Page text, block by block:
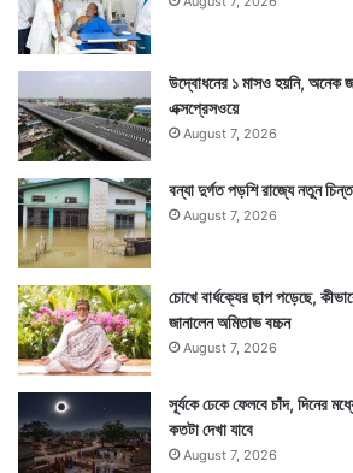
Tags NASA
উদ্বোধনের ১ মাসও হয়নি, অনেক
এক্সপ্রেসওয়ে
August 7, 2026
বন্যা দুর্গত পড়শি রাজ্যে নতুন
August 7, 2026
চোখে বার্ধক্যের ছাপ পড়েছে,
জানালেন অমিতাভ বচ্চন
August 7, 2026
সূর্যকে ঢেকে ফেলবে চাঁদ, দিনের
কতটা দেখা যাবে
August 7, 2026